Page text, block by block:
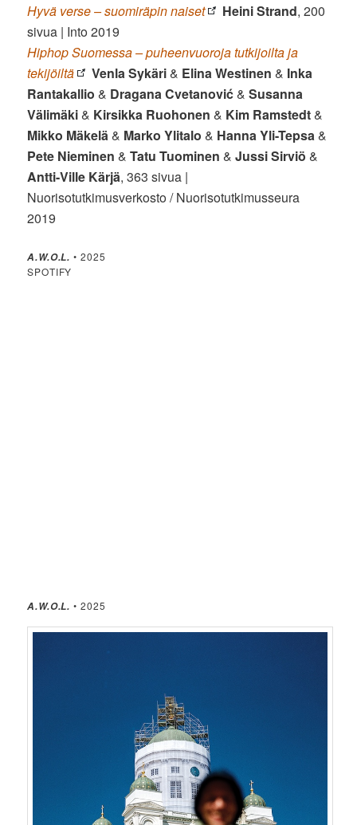
Hyvä verse – suomiräpin naiset
Heini Strand, 200
sivua | Into 2019
Hiphop Suomessa – puheenvuoroja tutkijoilta ja
tekijöiltä
Venla Sykäri& Elina Westinen& Inka
Rantakallio& Dragana Cvetanović& Susanna
Välimäki& Kirsikka Ruohonen& Kim Ramstedt&
Mikko Mäkelä& Marko Ylitalo& Hanna Yli-Tepsa&
Pete Nieminen& Tatu Tuominen& Jussi Sirviö&
Antti-Ville Kärjä, 363 sivua |
Nuorisotutkimusverkosto / Nuorisotutkimusseura
2019
A.W.O.L. • 2025
SPOTIFY
A.W.O.L. • 2025